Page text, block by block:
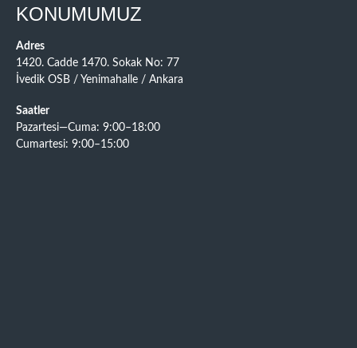
KONUMUMUZ
Adres
1420. Cadde 1470. Sokak No: 77
İvedik OSB / Yenimahalle / Ankara
Saatler
Pazartesi—Cuma: 9:00–18:00
Cumartesi: 9:00–15:00